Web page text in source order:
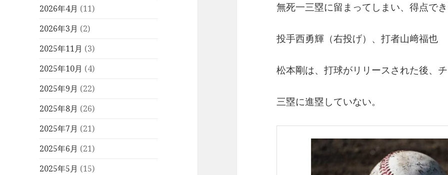
2026年4月 (11)
2026年3月 (2)
2025年11月 (3)
2025年10月 (4)
2025年9月 (22)
2025年8月 (26)
2025年7月 (21)
2025年6月 (21)
2025年5月 (15)
無死一三塁に留まってしまい、得点で
投手西勇輝（右投げ）、打者山﨑福也
松本剛は、打球がリリースされた後、
三塁に進塁していない。